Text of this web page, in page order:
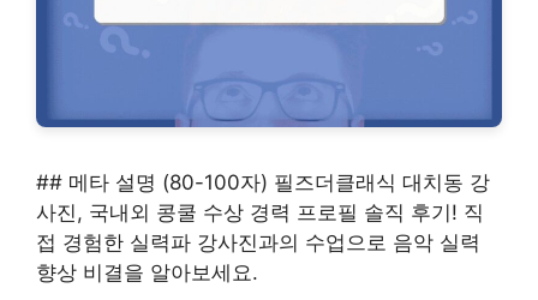
## 메타 설명 (80-100자) 필즈더클래식 대치동 강
사진, 국내외 콩쿨 수상 경력 프로필 솔직 후기! 직
접 경험한 실력파 강사진과의 수업으로 음악 실력
향상 비결을 알아보세요.